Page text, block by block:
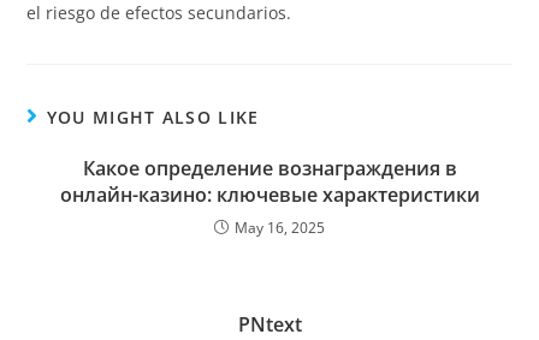
el riesgo de efectos secundarios.
YOU MIGHT ALSO LIKE
Какое определение вознаграждения в
онлайн-казино: ключевые характеристики
May 16, 2025
PNtext